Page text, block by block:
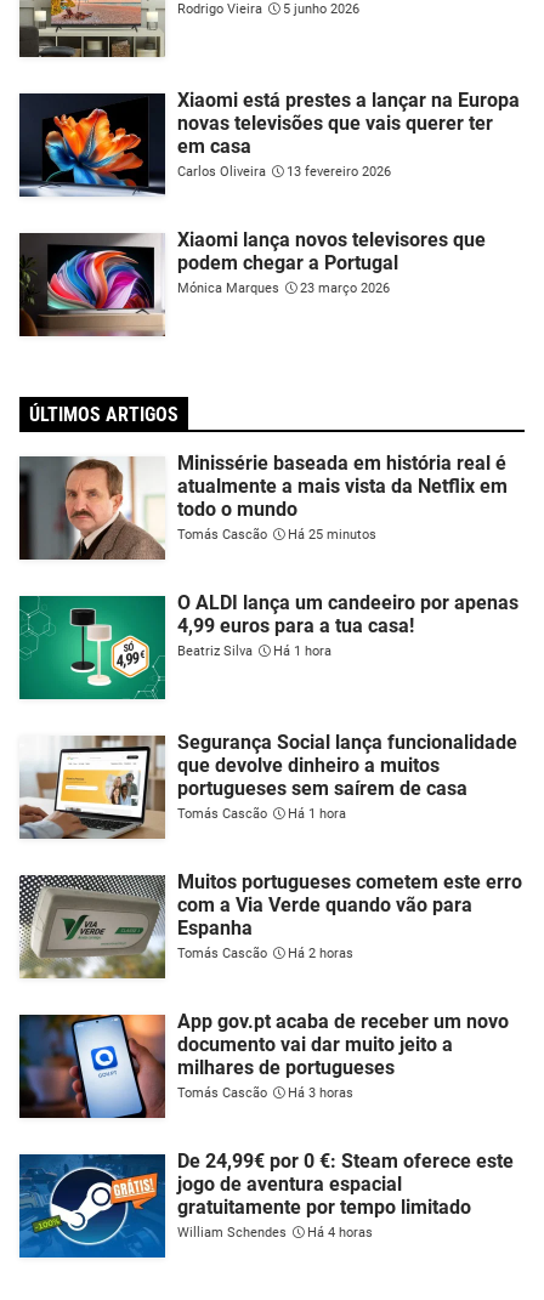
Rodrigo Vieira 5 junho 2026
Xiaomi está prestes a lançar na Europa
novas televisões que vais querer ter
em casa
Carlos Oliveira 13 fevereiro 2026
Xiaomi lança novos televisores que
podem chegar a Portugal
Mónica Marques 23 março 2026
ÚLTIMOS ARTIGOS
Minissérie baseada em história real é
atualmente a mais vista da Netflix em
todo o mundo
Tomás Cascão Há 25 minutos
O ALDI lança um candeeiro por apenas
4,99 euros para a tua casa!
Beatriz Silva Há 1 hora
Segurança Social lança funcionalidade
que devolve dinheiro a muitos
portugueses sem saírem de casa
Tomás Cascão Há 1 hora
Muitos portugueses cometem este erro
com a Via Verde quando vão para
Espanha
Tomás Cascão Há 2 horas
App gov.pt acaba de receber um novo
documento vai dar muito jeito a
milhares de portugueses
Tomás Cascão Há 3 horas
De 24,99€ por 0 €: Steam oferece este
jogo de aventura espacial
gratuitamente por tempo limitado
William Schendes Há 4 horas